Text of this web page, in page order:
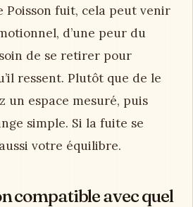
Poisson fuit, cela peut venir
d’une peur du
de se retirer pour
ressent. Plutôt que de le
un espace mesuré, puis
simple. Si la fuite se
votre équilibre.
compatible avec quel